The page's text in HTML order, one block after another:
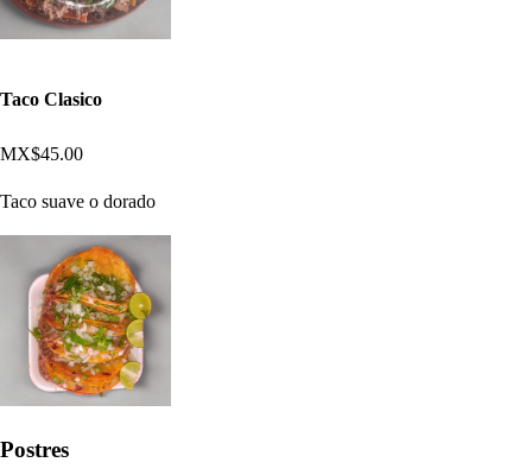
Taco Clasico
MX$45.00
Taco suave o dorado
Postres